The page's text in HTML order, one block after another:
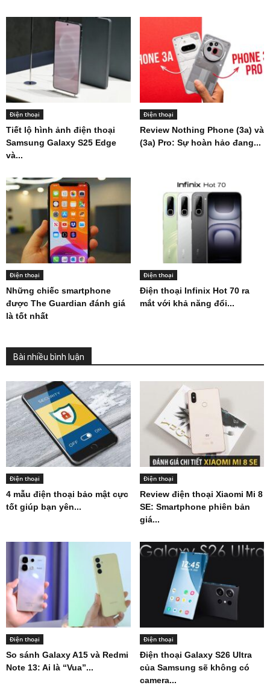
Điện thoại
Tiết lộ hình ảnh điện thoại
Samsung Galaxy S25 Edge
và...
Điện thoại
Review Nothing Phone (3a) và
(3a) Pro: Sự hoàn hảo đang...
Điện thoại
Những chiếc smartphone
được The Guardian đánh giá
là tốt nhất
Điện thoại
Điện thoại Infinix Hot 70 ra
mắt với khả năng đổi...
Bài nhiều bình luận
Điện thoại
4 mẫu điện thoại bảo mật cực
tốt giúp bạn yên...
Điện thoại
Review điện thoại Xiaomi Mi 8
SE: Smartphone phiên bản
giá...
Điện thoại
So sánh Galaxy A15 và Redmi
Note 13: Ai là “Vua”...
Điện thoại
Điện thoại Galaxy S26 Ultra
của Samsung sẽ không có
camera...